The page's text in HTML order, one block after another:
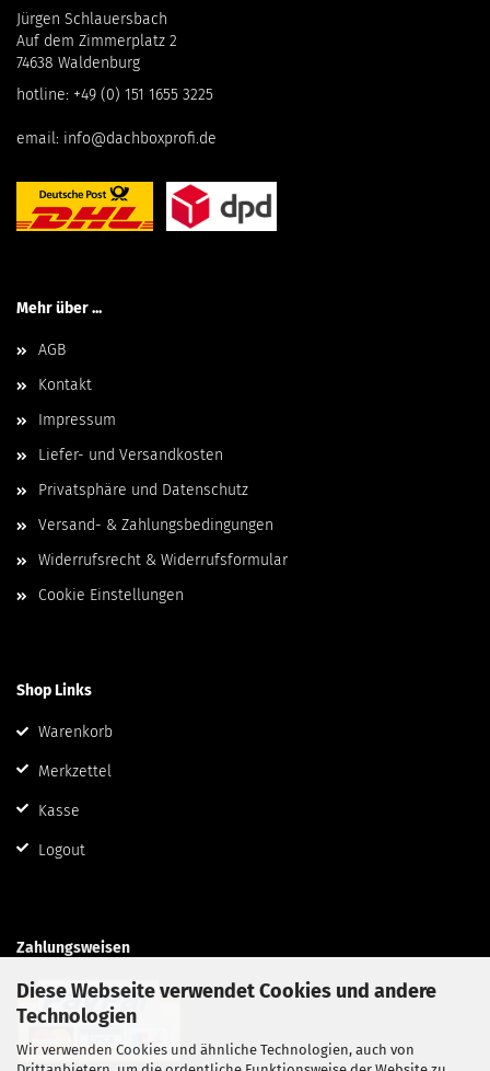
Diese Webseite verwendet Cookies und andere
Technologien
Wir verwenden Cookies und ähnliche Technologien, auch von
Jürgen Schlauersbach
Auf dem Zimmerplatz 2
74638 Waldenburg
hotline: +49 (0) 151 1655 3225
email: info@dachboxprofi.de
Mehr über ...
AGB
Kontakt
Impressum
Liefer- und Versandkosten
Privatsphäre und Datenschutz
Versand- & Zahlungsbedingungen
Widerrufsrecht & Widerrufsformular
Cookie Einstellungen
Shop Links
Warenkorb
Merkzettel
Kasse
Logout
Zahlungsweisen